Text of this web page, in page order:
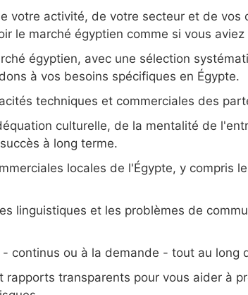
votre activité, de votre secteur et de vos
le marché égyptien comme si vous
égyptien, avec une sélection
à vos besoins spécifiques en Égypte.
techniques et commerciales des
culturelle, de la mentalité de
à long terme.
locales de l'Égypte, y compris
linguistiques et les problèmes de
continus ou à la demande - tout au long
transparents pour vous aider à